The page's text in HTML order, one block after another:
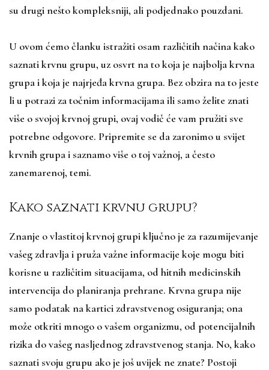
su drugi nešto kompleksniji, ali podjednako pouzdani.
U ovom ćemo članku istražiti osam različitih načina kako
saznati krvnu grupu, uz osvrt na to koja je najbolja krvna
grupa i koja je najrjeđa krvna grupa. Bez obzira na to jeste
li u potrazi za točnim informacijama ili samo želite znati
više o svojoj krvnoj grupi, ovaj vodič će vam pružiti sve
potrebne odgovore. Pripremite se da zaronimo u svijet
krvnih grupa i saznamo više o toj važnoj, a često
zanemarenoj, temi.
Kako saznati krvnu grupu?
Znanje o vlastitoj krvnoj grupi ključno je za razumijevanje
vašeg zdravlja i pruža važne informacije koje mogu biti
korisne u različitim situacijama, od hitnih medicinskih
intervencija do planiranja prehrane. Krvna grupa nije
samo podatak na kartici zdravstvenog osiguranja; ona
može otkriti mnogo o vašem organizmu, od potencijalnih
rizika do vašeg nasljednog zdravstvenog stanja. No, kako
saznati svoju grupu ako je još uvijek ne znate? Postoji